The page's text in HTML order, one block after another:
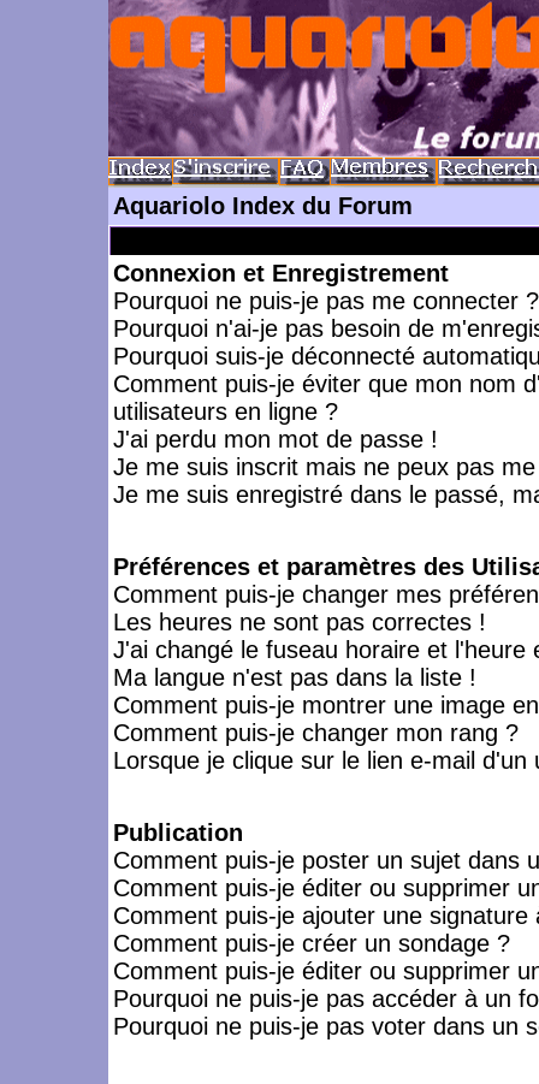
Aquariolo Index du Forum
Connexion et Enregistrement
Pourquoi ne puis-je pas me connecter ?
Pourquoi n'ai-je pas besoin de
Pourquoi suis-je déconnecté
Comment puis-je éviter que mon nom
utilisateurs en ligne ?
J'ai perdu mon mot de passe !
Je me suis inscrit mais ne peux pas
Je me suis enregistré dans le passé,
Préférences et paramètres des
Comment puis-je changer mes
Les heures ne sont pas correctes !
J'ai changé le fuseau horaire et l'heure
Ma langue n'est pas dans la liste !
Comment puis-je montrer une image
Comment puis-je changer mon rang ?
Lorsque je clique sur le lien e-mail
Publication
Comment puis-je poster un sujet dans
Comment puis-je éditer ou supprimer
Comment puis-je ajouter une signature
Comment puis-je créer un sondage ?
Comment puis-je éditer ou supprimer
Pourquoi ne puis-je pas accéder à un
Pourquoi ne puis-je pas voter dans un